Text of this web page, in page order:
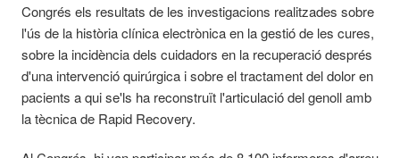
Congrés els resultats de les investigacions realitzades sobre
l'ús de la història clínica electrònica en la gestió de les cures,
sobre la incidència dels cuidadors en la recuperació després
d'una intervenció quirúrgica i sobre el tractament del dolor en
pacients a qui se'ls ha reconstruït l'articulació del genoll amb
la tècnica de Rapid Recovery.